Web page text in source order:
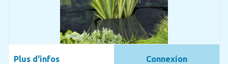
Plus d'infos Connexion